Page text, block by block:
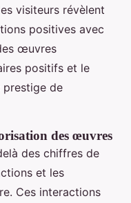
visiteurs révèlent
positives avec
œuvres
positifs et le
prestige de
des œuvres
des chiffres de
et les
Ces interactions